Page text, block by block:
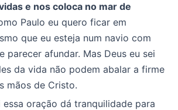
e nos coloca no mar de
Paulo eu quero ficar em
que eu esteja num navio com
parecer afundar. Mas Deus eu sei
da vida não podem abalar a firme
mãos de Cristo.
oração dá tranquilidade para